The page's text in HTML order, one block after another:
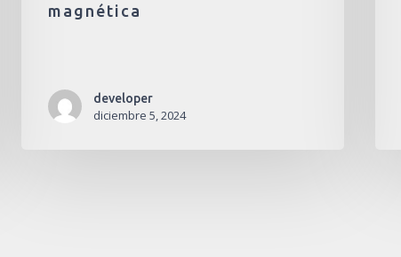
magnética
developer
diciembre 5, 2024